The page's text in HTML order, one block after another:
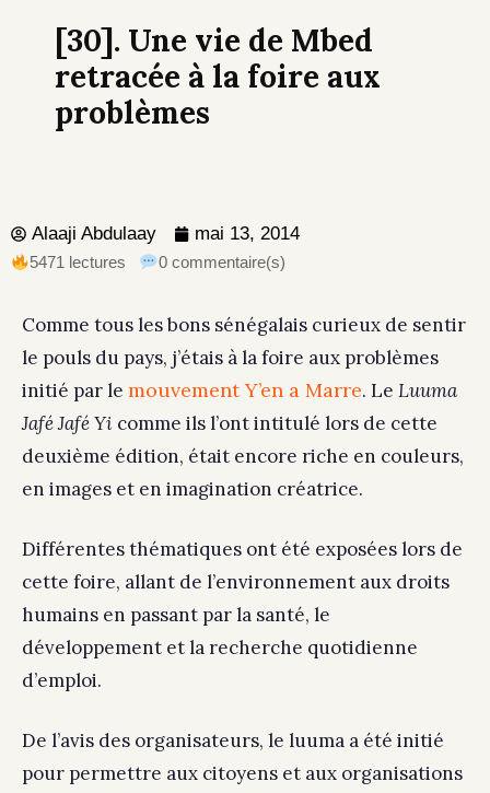
[30]. Une vie de Mbed
retracée à la foire aux
problèmes
Alaaji Abdulaay mai 13, 2014
5471 lectures 0 commentaire(s)
Comme tous les bons sénégalais curieux de sentir
le pouls du pays, j’étais à la foire aux problèmes
initié par le mouvement Y’en a Marre. Le Luuma
Jafé Jafé Yi comme ils l’ont intitulé lors de cette
deuxième édition, était encore riche en couleurs,
en images et en imagination créatrice.
Différentes thématiques ont été exposées lors de
cette foire, allant de l’environnement aux droits
humains en passant par la santé, le
développement et la recherche quotidienne
d’emploi.
De l’avis des organisateurs, le luuma a été initié
pour permettre aux citoyens et aux organisations